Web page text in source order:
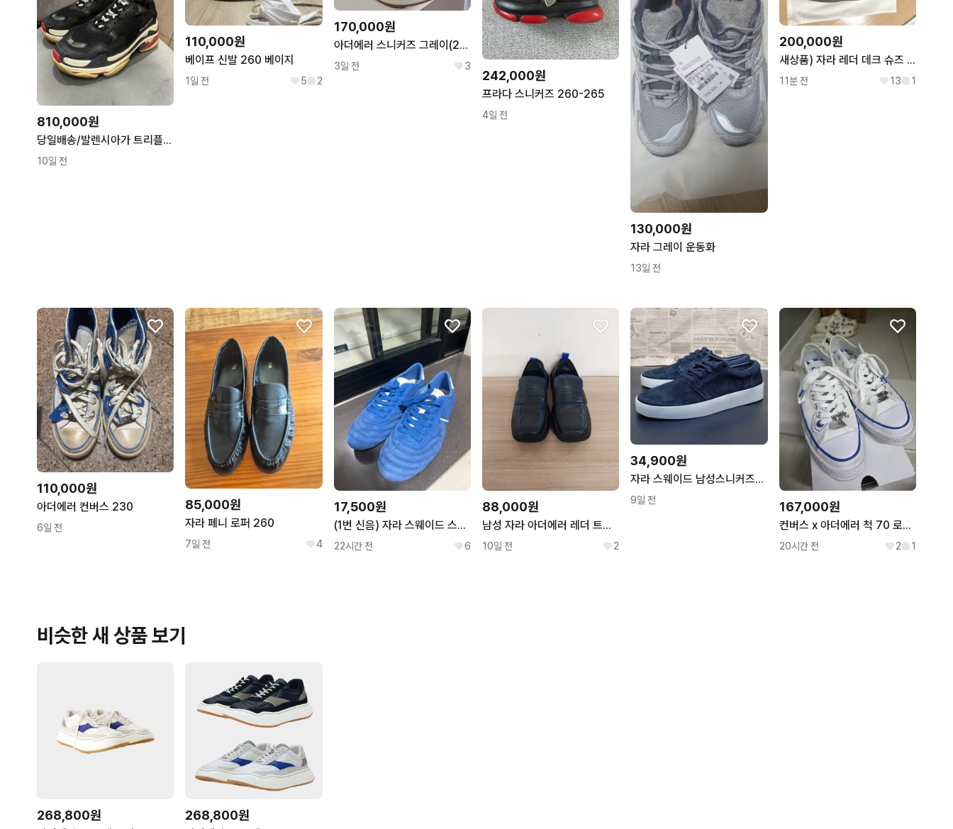
810,000원
당일배송/발렌시아가 트리플 S 스니커즈 39(260)
10일 전
110,000원
베이프 신발 260 베이지
1일 전 5 2
170,000원
아더에러 스니커즈 그레이(290mm) 새상품
3일 전 3
242,000원
프라다 스니커즈 260-265
4일 전
130,000원
자라 그레이 운동화
13일 전
200,000원
새상품) 자라 레더 데크 슈즈 42(270) 브라운 / 주우재 로퍼
11분 전 13 1
110,000원
아더에러 컨버스 230
6일 전
85,000원
자라 페니 로퍼 260
7일 전 4
17,500원
(1번 신음) 자라 스웨이드 스니커즈 블루
22시간 전 6
88,000원
남성 자라 아더에러 레더 트랙 솔 블랙 로퍼 (EU38 / 245)
10일 전 2
34,900원
자라 스웨이드 남성스니커즈265
9일 전 167,000원
컨버스 x 아더에러 척 70 로우 280 중고 상태 굿!
20시간 전 2 1
비슷한 새 상품 보기
268,800원 268,800원